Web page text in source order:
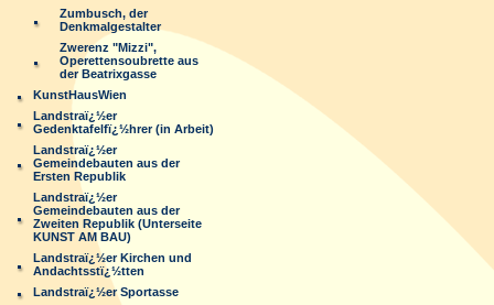
Zumbusch, der
Denkmalgestalter
Zwerenz "Mizzi",
Operettensoubrette aus
der Beatrixgasse
KunstHausWien
Landstraï¿½er
Gedenktafelfï¿½hrer (in Arbeit)
Landstraï¿½er
Gemeindebauten aus der
Ersten Republik
Landstraï¿½er
Gemeindebauten aus der
Zweiten Republik (Unterseite
KUNST AM BAU)
Landstraï¿½er Kirchen und
Andachtsstï¿½tten
Landstraï¿½er Sportasse